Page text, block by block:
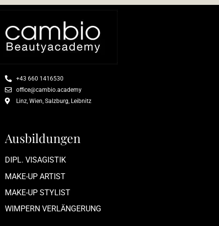
+43 660 1416530
office@cambio.academy
Linz, Wien, Salzburg, Leibnitz
Ausbildungen
DIPL. VISAGISTIK
MAKE-UP ARTIST
MAKE-UP STYLIST
WIMPERN VERLÄNGERUNG